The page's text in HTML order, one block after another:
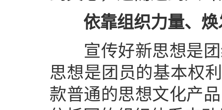
依靠组织力量、
宣传好新思想是团
思想是团员的基本权
款普通的思想文化产